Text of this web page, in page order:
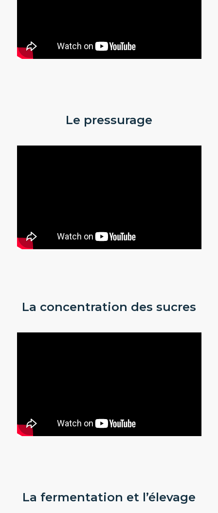
Le pressurage
La concentration des sucres
La fermentation et l’élevage